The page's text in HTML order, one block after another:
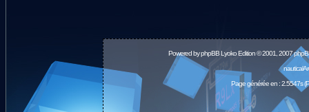
Powered byphpBBLyoko Edition © 2001, 2007
Page générée en : 2.5547s